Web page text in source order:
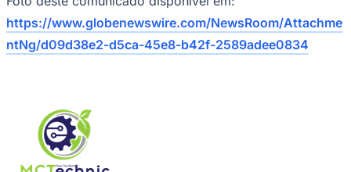
Foto deste comunicado disponível em:
https://www.globenewswire.com/NewsRoom/Attachme
ntNg/d09d38e2-d5ca-45e8-b42f-2589adee0834